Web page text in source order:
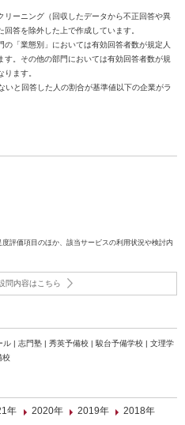
ーニング（回収したデータから不正回答や異
答を除外した上で作成しています。
「業態別」においては有効回答者数が規定人
。その他の部門においては有効回答者数が規
ます。
と回答した人の割合が基準値以下の企業がラ
評価項目のほか、該当サービスの利用状況や検討内
問内容はこちら
| 志門塾 | 秀英予備校 | 駿台予備学校 | 文理学
校
年 2020年 2019年
2018年